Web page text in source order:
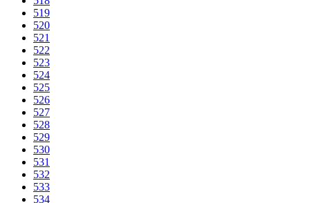
519
520
521
522
523
524
525
526
527
528
529
530
531
532
533
534